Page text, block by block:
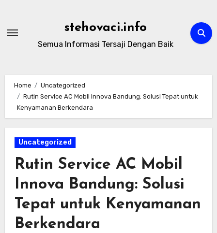
content
stehovaci.info
Semua Informasi Tersaji Dengan Baik
Home
Uncategorized
Rutin Service AC Mobil Innova Bandung: Solusi Tepat untuk
Kenyamanan Berkendara
Uncategorized
Rutin Service AC Mobil
Innova Bandung: Solusi
Tepat untuk Kenyamanan
Berkendara